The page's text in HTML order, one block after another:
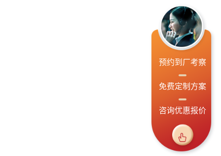
预约到厂考察
免费定制方案
咨询优惠报价